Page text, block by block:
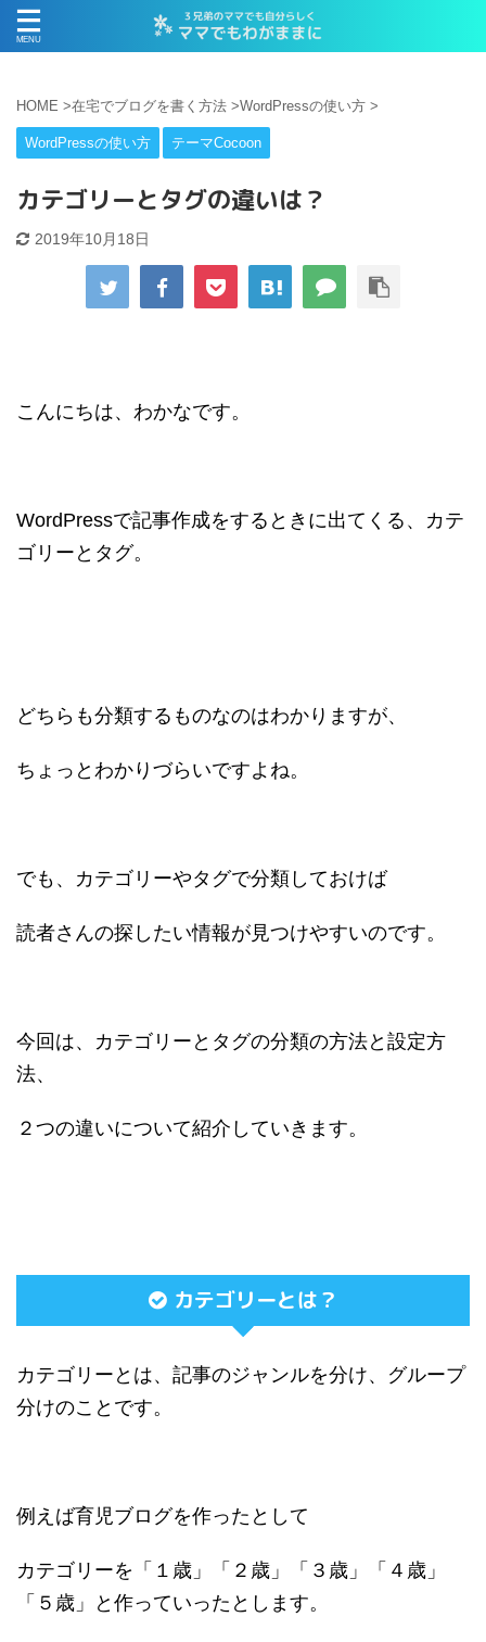
HOME >在宅でブログを書く方法 >WordPressの使い方 >
WordPressの使い方 テーマCocoon
カテゴリーとタグの違いは？
2019年10月18日
こんにちは、わかなです。
WordPressで記事作成をするときに出てくる、カテ
ゴリーとタグ。
どちらも分類するものなのはわかりますが、
ちょっとわかりづらいですよね。
でも、カテゴリーやタグで分類しておけば
読者さんの探したい情報が見つけやすいのです。
今回は、カテゴリーとタグの分類の方法と設定方
法、
２つの違いについて紹介していきます。
カテゴリーとは？
カテゴリーとは、記事のジャンルを分け、グループ
分けのことです。
例えば育児ブログを作ったとして
カテゴリーを「１歳」「２歳」「３歳」「４歳」
「５歳」と作っていったとします。